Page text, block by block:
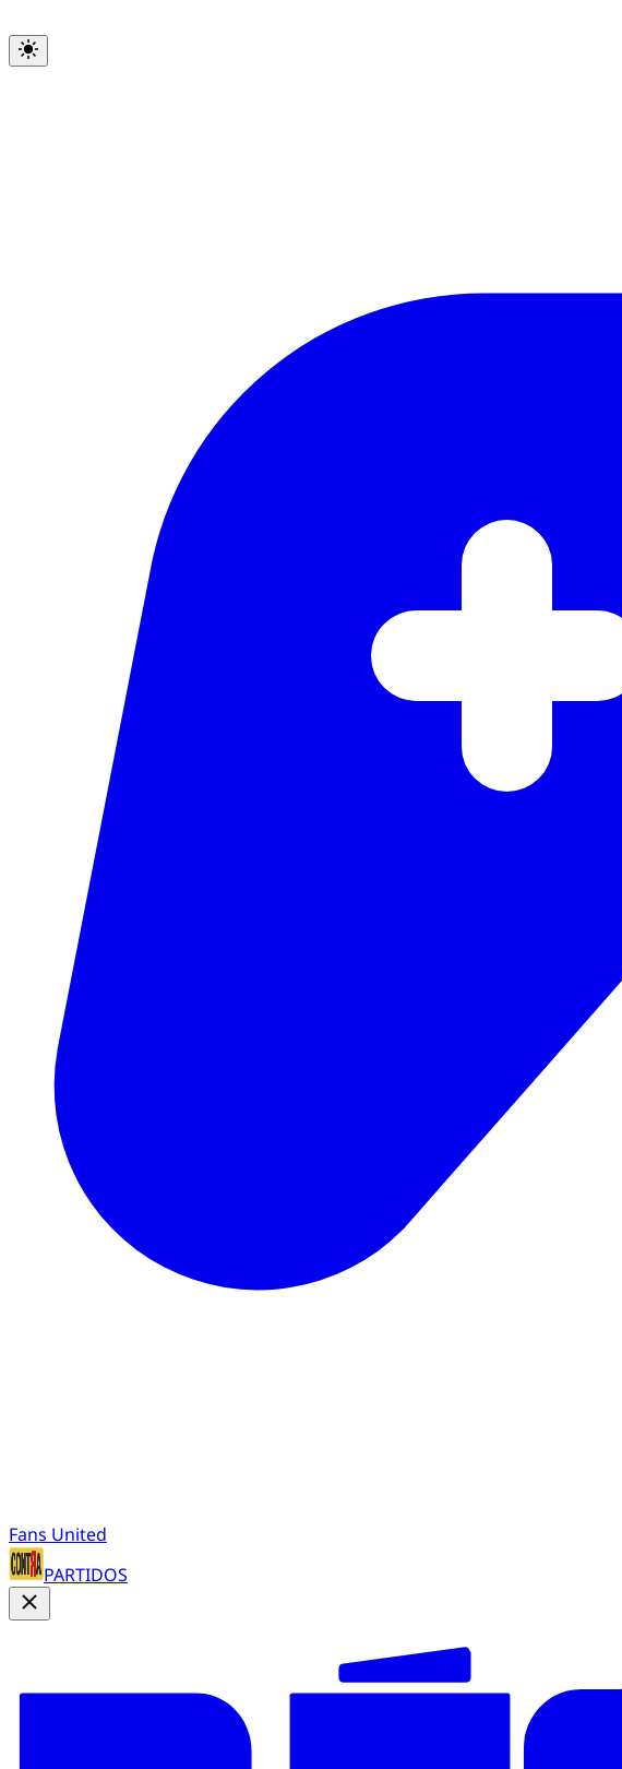
Fans United
PARTIDOS